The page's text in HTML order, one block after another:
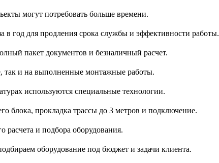
могут потребовать больше времени.
в год для продления срока службы и эффективности работы.
пакет документов и безналичный расчет.
так и на выполненные монтажные работы.
используются специальные технологии.
блока, прокладка трассы до 3 метров и подключение.
расчета и подбора оборудования.
оборудование под бюджет и задачи клиента.